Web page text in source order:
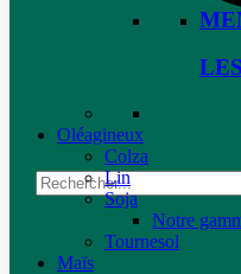
Oléagineux
Colza
Lin
Soja
Notre
Tournesol
Maïs